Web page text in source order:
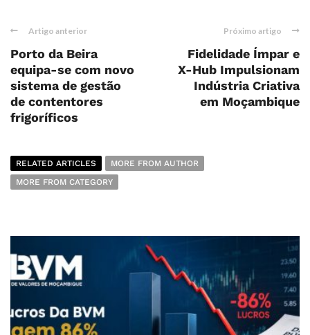
Artigo anterior
Porto da Beira
equipa-se com novo
sistema de gestão
de contentores
frigoríficos
Próximo artigo
Fidelidade Ímpar e
X-Hub Impulsionam
Indústria Criativa
em Moçambique
RELATED ARTICLES
MORE FROM AUTHOR
MORE FROM CATEGORY